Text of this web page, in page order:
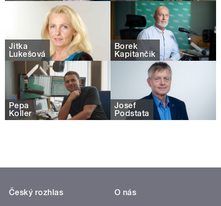
Jitka
Lukešová
Borek
Kapitančik
Pepa
Koller
Josef
Podstata
Český rozhlas
O nás